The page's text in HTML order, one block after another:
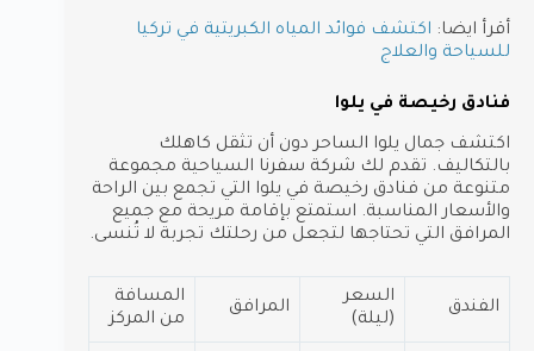
أقرأ ايضا: اكتشف فوائد المياه الكبريتية في تركيا​
للسياحة والعلاج
فنادق رخيصة في يلوا
اكتشف جمال يلوا الساحر دون أن تثقل كاهلك
بالتكاليف. تقدم لك شركة سفرنا السياحية مجموعة
متنوعة من فنادق رخيصة في يلوا التي تجمع بين الراحة
والأسعار المناسبة. استمتع بإقامة مريحة مع جميع
المرافق التي تحتاجها لتجعل من رحلتك تجربة لا تُنسى.
الفندق
السعر
(ليلة)
المرافق
المسافة
من المركز